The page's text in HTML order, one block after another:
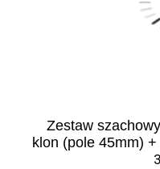
Zestaw
klon (pole 45mm)